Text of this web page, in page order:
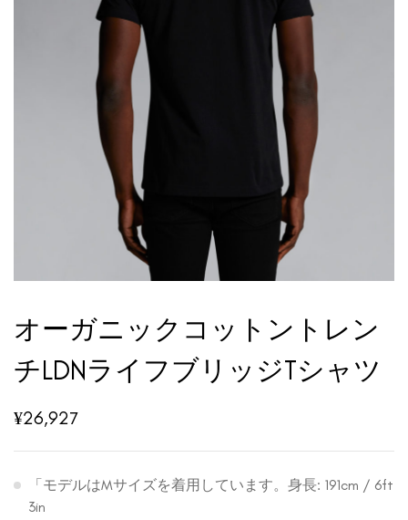
オーガニックコットントレン
チLDNライフブリッジTシャツ
¥26,927
「モデルはMサイズを着用しています。身長: 191cm / 6ft
3in